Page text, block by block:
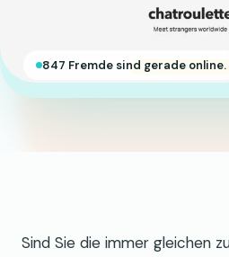
847 Fremde sind gerade online.
Sind Sie die immer gleichen